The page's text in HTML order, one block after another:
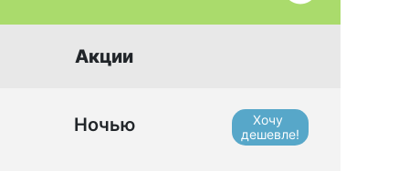
Акции
Ночью
Хочу
дешевле!